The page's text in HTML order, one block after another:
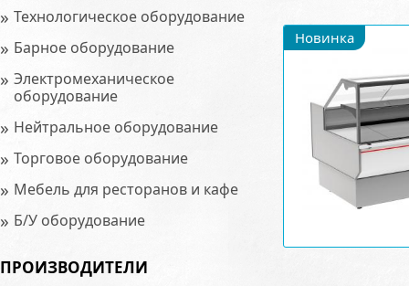
» Технологическое оборудование
» Барное оборудование
» Электромеханическое
оборудование
» Нейтральное оборудование
» Торговое оборудование
» Мебель для ресторанов и кафе
» Б/У оборудование
ПРОИЗВОДИТЕЛИ
Новинка